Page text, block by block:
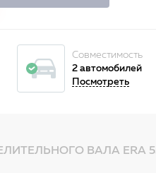
Совместимость
2 автомобилей
Посмотреть
ВАЛА ERA